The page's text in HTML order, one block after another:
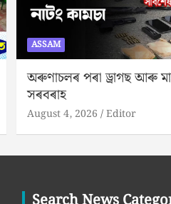
ASSAM
অৰুণাচলৰ পৰা ড্ৰাগছ আৰু
সৰবৰাহ
August 4, 2026 Editor